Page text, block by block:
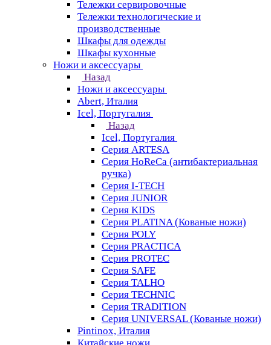
Тележки сервировочные
Тележки технологические и
производственные
Шкафы для одежды
Шкафы кухонные
Ножи и аксессуары
Назад
Ножи и аксессуары
Abert, Италия
Icel, Португалия
Назад
Icel, Португалия
Серия ARTESA
Серия HoReCa (антибактериальная
ручка)
Серия I-TECH
Серия JUNIOR
Серия KIDS
Серия PLATINA (Кованые ножи)
Серия POLY
Серия PRACTICA
Серия PROTEC
Серия SAFE
Серия TALHO
Серия TECHNIC
Серия TRADITION
Серия UNIVERSAL (Кованые ножи)
Pintinox, Италия